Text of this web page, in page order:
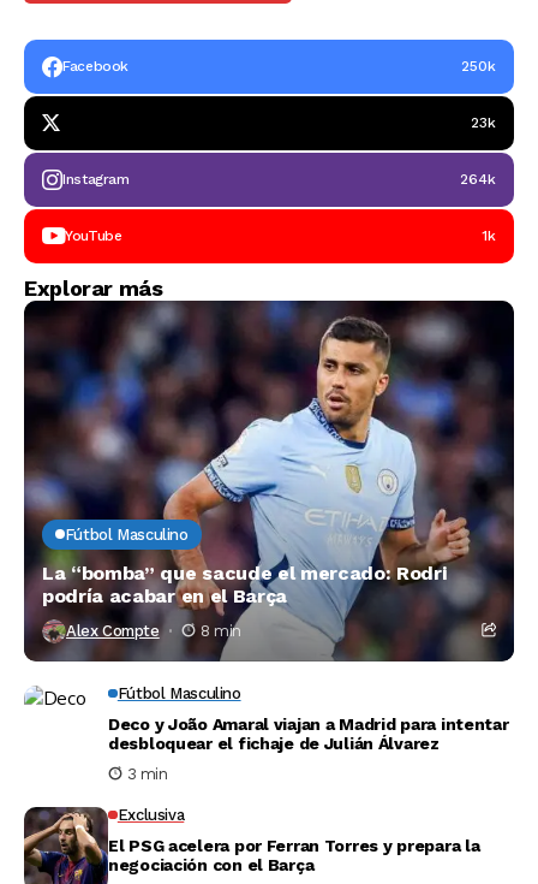
Facebook 250k
23k
Instagram 264k
YouTube 1k
Explorar más
Fútbol Masculino
La “bomba” que sacude el mercado: Rodri
podría acabar en el Barça
Alex Compte 8 min
Fútbol Masculino
Deco y João Amaral viajan a Madrid para intentar
desbloquear el fichaje de Julián Álvarez
3 min
Exclusiva
El PSG acelera por Ferran Torres y prepara la
negociación con el Barça